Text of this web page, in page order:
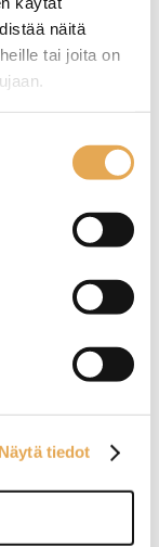
näitä
tai joita on
Näytä tiedot